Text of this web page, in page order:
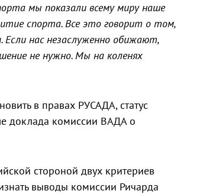
мы показали всему миру наше
спорта. Все это говорит о том,
нас незаслуженно обижают,
не нужно. Мы на коленях
в правах РУСАДА, статус
доклада комиссии ВАДА о
стороной двух критериев
выводы комиссии Ричарда